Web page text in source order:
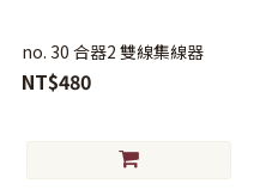
no. 30 合器2 雙線集線器
NT$480